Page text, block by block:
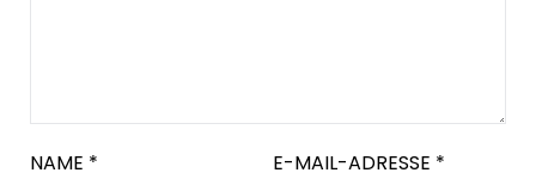
NAME * E-MAIL-ADRESSE *